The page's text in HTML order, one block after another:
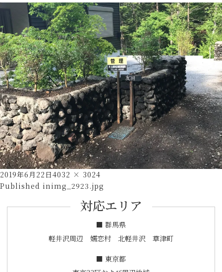
Posted
on
2019年6月22日Full
size
4032 × 3024
投
Published in img_2923.jpg
対応エリア
■ 群馬県
軽井沢周辺 嬬恋村 北軽井沢 草津町
■ 東京都